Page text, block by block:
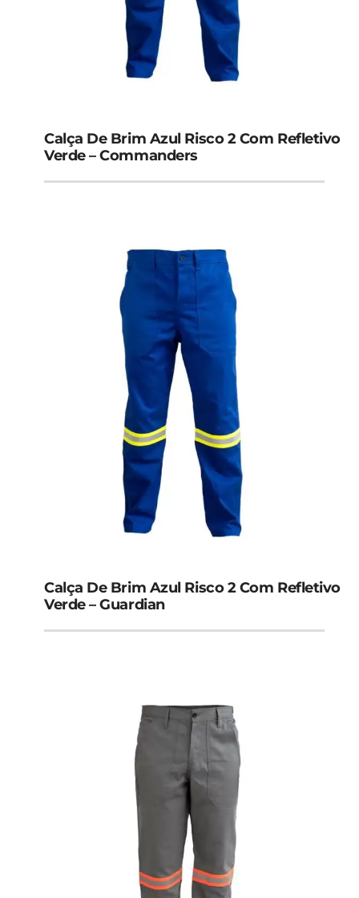
Calça De Brim Azul Risco 2 Com Refletivo
Verde – Commanders
Calça De Brim Azul Risco 2 Com Refletivo
Verde – Guardian